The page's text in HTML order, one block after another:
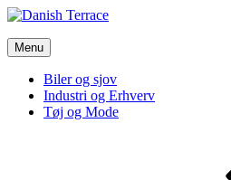
Skip
content
Danish Terrace
Vi bruger de bedste nyheder fra tech
Menu
Biler og sjov
Industri og Erhverv
Tøj og Mode